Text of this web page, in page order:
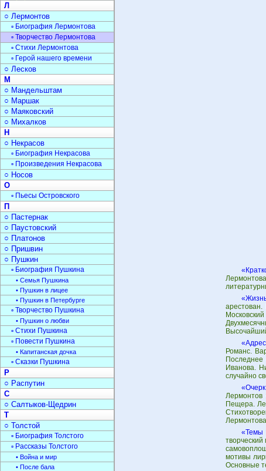
Романс.
Иванова.
случайно
Лермонтов
Пещера.
«Темы
мотивы
Основные
Л
○ Лермонтов
▫ Биография Лермонтова
▫ Творчество Лермонтова
▫ Стихи Лермонтова
▫ Герой нашего времени
○ Лесков
М
○ Мандельштам
○ Маршак
○ Маяковский
○ Михалков
Н
○ Некрасов
▫ Биография Некрасова
▫ Произведения Некрасова
○ Носов
О
▫ Пьесы Островского
П
○ Пастернак
○ Паустовский
○ Платонов
○ Пришвин
○ Пушкин
▫ Биография Пушкина
• Семья Пушкина
• Пушкин в лицее
• Пушкин в Петербурге
▫ Творчество Пушкина
• Пушкин о любви
▫ Стихи Пушкина
▫ Повести Пушкина
• Капитанская дочка
▫ Сказки Пушкина
Р
○ Распутин
С
○ Салтыков-Щедрин
Т
○ Толстой
▫ Биография Толстого
▫ Рассказы Толстого
• Война и мир
• После бала